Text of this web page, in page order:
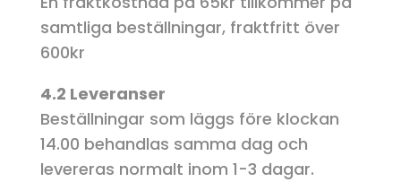
samtliga beställningar, fraktfritt över
600kr
4.2 Leveranser
Beställningar som läggs före klockan
14.00 behandlas samma dag och
levereras normalt inom 1-3 dagar.